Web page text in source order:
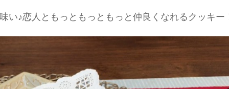
い♪恋人ともっともっともっと仲良くなれるクッキー